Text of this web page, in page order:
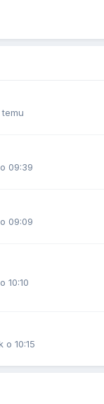
09:39
09:09
10:10
o 10:15